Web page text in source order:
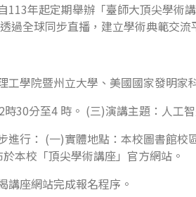
113年起定期舉辦「臺師大頂尖學
過全球同步直播，建立學術典範交流
學院暨州立大學、美國國家發明家
30分至4 時。 (三)演講主題：人工
進行： (一)實體地點：本校圖書館
本校「頂尖學術講座」官方網站。
講座網站完成報名程序。